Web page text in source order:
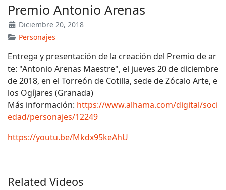
Premio Antonio Arenas
Diciembre 20, 2018
Personajes
Entrega y presentación de la creación del Premio de ar
te: "Antonio Arenas Maestre", el jueves 20 de diciembre
de 2018, en el Torreón de Cotilla, sede de Zócalo Arte, e
los Ogíjares (Granada)
Más información: https://www.alhama.com/digital/soci
edad/personajes/12249
https://youtu.be/Mkdx95keAhU
Related Videos